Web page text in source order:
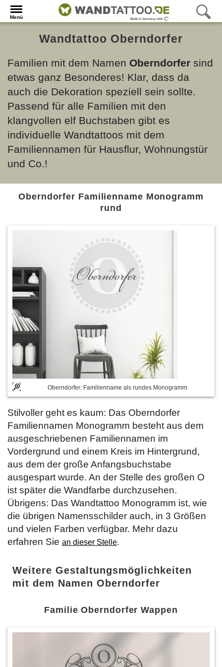
Menü
Wandtattoo Oberndorfer
Familien mit dem Namen Oberndorfer sind
etwas ganz Besonderes! Klar, dass da
auch die Dekoration speziell sein sollte.
Passend für alle Familien mit den
klangvollen elf Buchstaben gibt es
individuelle Wandtattoos mit dem
Familiennamen für Hausflur, Wohnungstür
und Co.!
Oberndorfer Familienname Monogramm
rund
Oberndorfer: Familienname als rundes Monogramm
Stilvoller geht es kaum: Das Oberndorfer
Familiennamen Monogramm besteht aus dem
ausgeschriebenen Familiennamen im
Vordergrund und einem Kreis im Hintergrund,
aus dem der große Anfangsbuchstabe
ausgespart wurde. An der Stelle des großen O
ist später die Wandfarbe durchzusehen.
Übrigens: Das Wandtattoo Monogramm ist, wie
die übrigen Namensschilder auch, in 3 Größen
und vielen Farben verfügbar. Mehr dazu
erfahren Sie an dieser Stelle.
Weitere Gestaltungsmöglichkeiten
mit dem Namen Oberndorfer
Familie Oberndorfer Wappen